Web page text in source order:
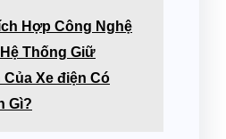
Hợp Công Nghệ
Thống Giữ
Xe điện Có
Gì?